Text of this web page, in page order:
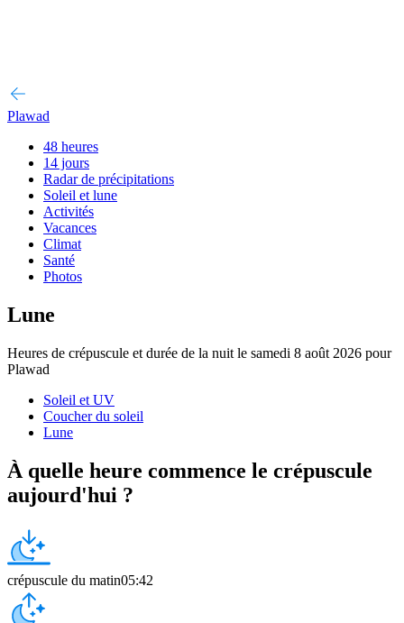
Plawad
48 heures
14 jours
Radar de précipitations
Soleil et lune
Activités
Vacances
Climat
Santé
Photos
Lune
Heures de crépuscule et durée de la nuit le samedi 8 août 2026 pour
Plawad
Soleil et UV
Coucher du soleil
Lune
À quelle heure commence le crépuscule
aujourd'hui ?
crépuscule du matin05:42